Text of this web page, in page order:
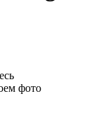
фото